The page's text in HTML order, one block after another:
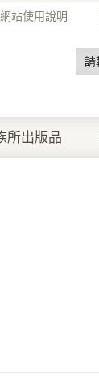
網站使用說明
所出版品